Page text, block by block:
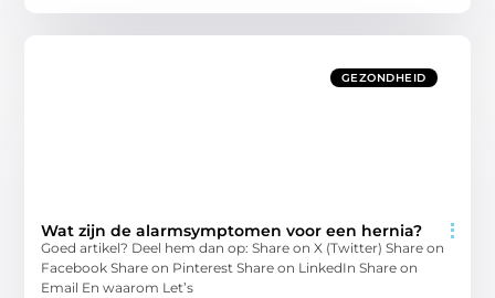
GEZONDHEID
Wat zijn de alarmsymptomen voor een hernia?
Goed artikel? Deel hem dan op: Share on X (Twitter) Share on
Facebook Share on Pinterest Share on LinkedIn Share on
Email En waarom Let’s